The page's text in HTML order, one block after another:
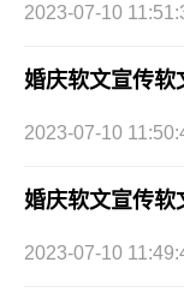
2023-07-10
婚庆软文宣传软
2023-07-10
婚庆软文宣传软
2023-07-10